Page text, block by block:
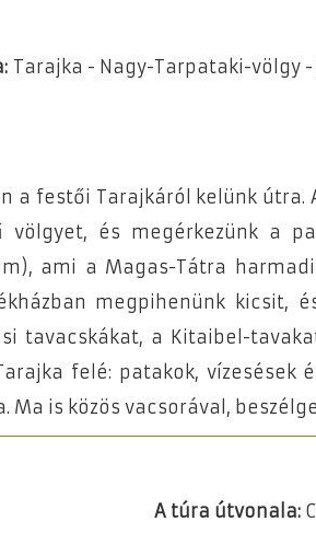
Tarajka - Nagy-Tarpataki-völgy
a festői Tarajkáról kelünk
völgyet, és megérkezünk a
ami a Magas-Tátra
megpihenünk kicsit,
tavacskákat, a Kitaibel-
felé: patakok, vízesések
Ma is közös vacsorával,
A túra útvonala: